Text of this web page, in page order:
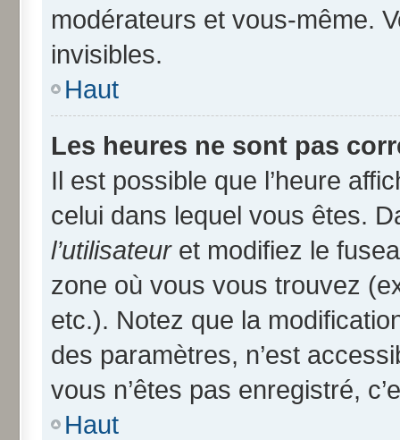
modérateurs et vous-même.
invisibles.
Haut
Les heures ne sont pas
Il est possible que l’heure
celui dans lequel vous êtes.
l’utilisateuret modifiez le
zone où vous vous trouvez
etc.). Notez que la
des paramètres, n’est
vous n’êtes pas enregistré,
Haut